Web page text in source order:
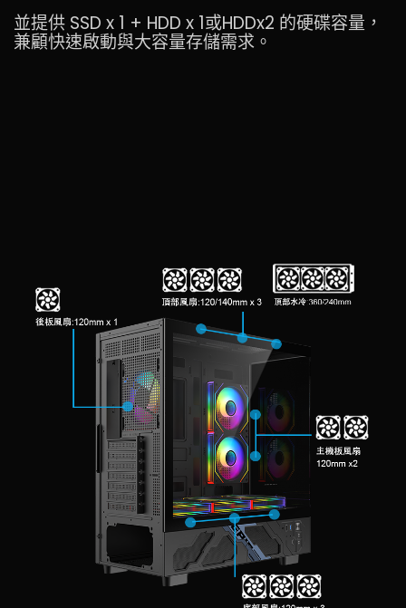
並提供 SSD x 1 + HDD x 1或HDDx2 的硬碟容量，
兼顧快速啟動與大容量存儲需求。